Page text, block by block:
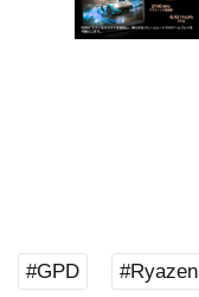
#GPD #Ryazen